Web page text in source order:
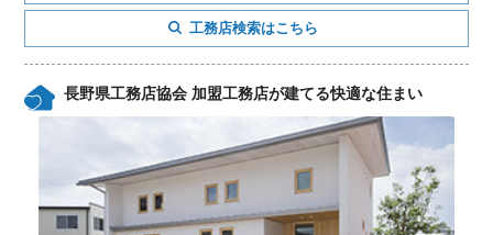
工務店検索はこちら
長野県工務店協会 加盟工務店が建てる快適な住まい